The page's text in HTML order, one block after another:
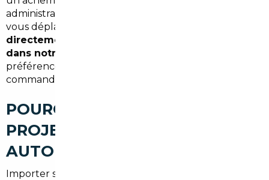
administratives sont gérées sans que vous ayez à
vous déplacer.
directement à votre domicile à Arnouville ou
dans notre agence parisienne
préférence et l'option choisie lors de votre
commande.
POURQUOI CONFIER VOTRE
PROJET À UN COURTIER
AUTOMOBILE
Importer seul un véhicule depuis l'étranger expose à